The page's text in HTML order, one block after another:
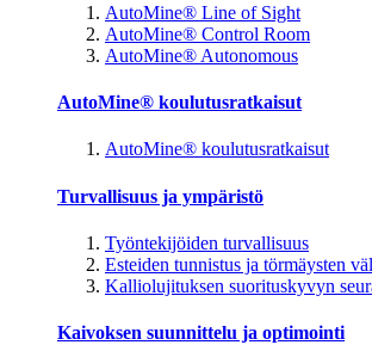
AutoMine® Line of Sight
AutoMine® Control Room
AutoMine® Autonomous
AutoMine® koulutusratkaisut
AutoMine® koulutusratkaisut
Turvallisuus ja ympäristö
Työntekijöiden turvallisuus
Esteiden tunnistus ja törmäysten
Kalliolujituksen suorituskyvyn
Kaivoksen suunnittelu ja optimointi